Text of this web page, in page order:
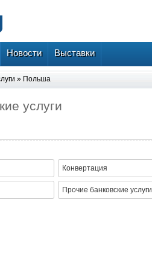
Новости Выставки
» Польша
услуги
Конвертация
Прочие банковские услуги